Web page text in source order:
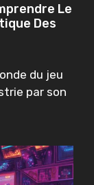
Le
Des
du jeu
par son